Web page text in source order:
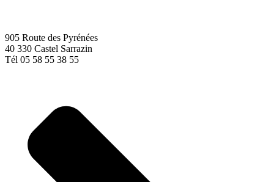
905 Route des Pyrénées
40 330 Castel Sarrazin
Tél 05 58 55 38 55